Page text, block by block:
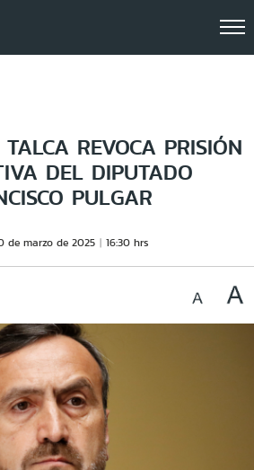
REVOCA PRISIÓN
DEL DIPUTADO
PULGAR
de marzo de 2025 16:30 hrs